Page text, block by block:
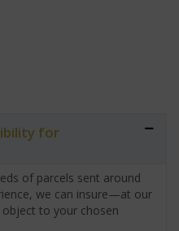
for
of parcels sent around
we can insure—at our
to your chosen